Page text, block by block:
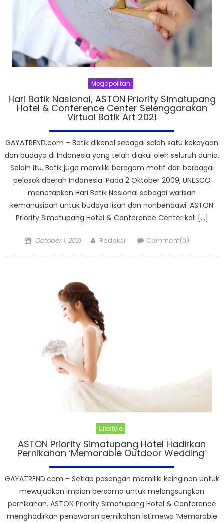
Megapolitan
Hari Batik Nasional, ASTON Priority Simatupang
Hotel & Conference Center Selenggarakan
Virtual Batik Art 2021
GAYATREND.com – Batik dikenal sebagai salah satu kekayaan
dan budaya di Indonesia yang telah diakui oleh seluruh dunia.
Selain itu, Batik juga memiliki beragam motif dari berbagai
pelosok daerah Indonesia. Pada 2 Oktober 2009, UNESCO
menetapkan Hari Batik Nasional sebagai warisan
kemanusiaan untuk budaya lisan dan nonbendawi. ASTON
Priority Simatupang Hotel & Conference Center kali […]
Posted
October 1, 2021 Author
Redaksi Comment(0)
Lifestyle
ASTON Priority Simatupang Hotel Hadirkan
Pernikahan ‘Memorable Outdoor Wedding’
GAYATREND.com – Setiap pasangan memiliki keinginan untuk
mewujudkan impian bersama untuk melangsungkan
pernikahan. ASTON Priority Simatupang Hotel & Conference
menghadirkan penawaran pernikahan istimewa ‘Memorable